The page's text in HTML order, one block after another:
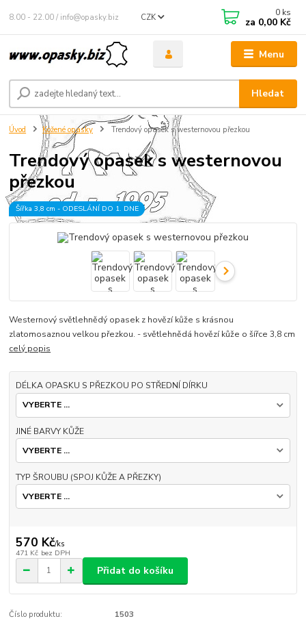
Menu
CZK
Hledat
8.00 - 22.00 / info@opasky.biz 0 ks
za 0,00 Kč
Úvod Kožené opasky Trendový opasek s westernovou přezkou
Trendový opasek s westernovou
přezkou
Šířka 3,8 cm - ODESLÁNÍ DO 1. DNE
Westernový světlehnědý opasek z hovězí kůže s krásnou
zlatomosaznou velkou přezkou. - světlehnědá hovězí kůže o šířce 3,8 cm
celý popis
DÉLKA OPASKU S PŘEZKOU PO STŘEDNÍ DÍRKU
JINÉ BARVY KŮŽE
TYP ŠROUBU (SPOJ KŮŽE A PŘEZKY)
570 Kč/ks
471 Kč bez DPH
Přidat do košíku
Číslo produktu: 1503